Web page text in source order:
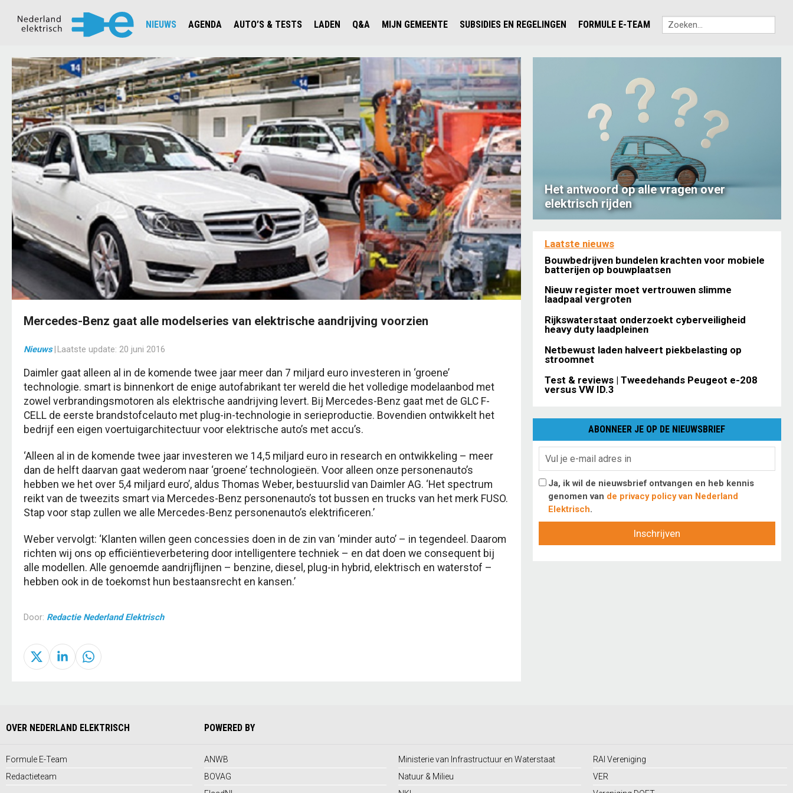
NIEUWS
CIJFERS EN STATISTIEKEN EV'S IN NEDERLAND
AANMELDEN NIEUWSBRIEF
AGENDA
AUTO’S & TESTS
AUTOTESTS
JOUW VOLGENDE AUTO ELEKTRISCH?
LADEN
LADEN IN HET BUITENLAND
Q&A
KOSTEN & MODELLEN
OPLADEN
SLIM LADEN
VEILIGHEID
MILIEU
AFSTAND
AUTODELEN
MIJN GEMEENTE
KENNISLOKET GEMEENTEN
VVE
SUBSIDIES EN REGELINGEN FORMULE E-TEAM
Mercedes-Benz gaat alle modelseries van elektrische aandrijving voorzien
Nieuws|Laatste update: 20 juni 2016
Daimler gaat alleen al in de komende twee jaar meer dan 7 miljard euro investeren in ‘groene’
technologie. smart is binnenkort de enige autofabrikant ter wereld die het volledige modelaanbod met
zowel verbrandingsmotoren als elektrische aandrijving levert. Bij Mercedes-Benz gaat met de GLC F-
CELL de eerste brandstofcelauto met plug-in-technologie in serieproductie. Bovendien ontwikkelt het
bedrijf een eigen voertuigarchitectuur voor elektrische auto’s met accu’s.
‘Alleen al in de komende twee jaar investeren we 14,5 miljard euro in research en ontwikkeling – meer
dan de helft daarvan gaat wederom naar ‘groene’ technologieën. Voor alleen onze personenauto’s
hebben we het over 5,4 miljard euro’, aldus Thomas Weber, bestuurslid van Daimler AG. ‘Het spectrum
reikt van de tweezits smart via Mercedes-Benz personenauto’s tot bussen en trucks van het merk FUSO.
Stap voor stap zullen we alle Mercedes-Benz personenauto’s elektrificeren.’
Weber vervolgt: ‘Klanten willen geen concessies doen in de zin van ‘minder auto’ – in tegendeel. Daarom
richten wij ons op efficiëntieverbetering door intelligentere techniek – en dat doen we consequent bij
alle modellen. Alle genoemde aandrijflijnen – benzine, diesel, plug-in hybrid, elektrisch en waterstof –
hebben ook in de toekomst hun bestaansrecht en kansen.’
Door: Redactie Nederland Elektrisch
Het antwoord op alle vragen over
elektrisch rijden
Laatste nieuws
Bouwbedrijven bundelen krachten voor mobiele
batterijen op bouwplaatsen
Nieuw register moet vertrouwen slimme
laadpaal vergroten
Rijkswaterstaat onderzoekt cyberveiligheid
heavy duty laadpleinen
Netbewust laden halveert piekbelasting op
stroomnet
Test & reviews | Tweedehands Peugeot e-208
versus VW ID.3
ABONNEER JE OP DE NIEUWSBRIEF
Ja, ik wil de nieuwsbrief ontvangen en heb kennis
genomen van de privacy policy van Nederland
Elektrisch.
Inschrijven
OVER NEDERLAND ELEKTRISCH
Formule E-Team
Redactieteam
POWERED BY
ANWB
BOVAG
Ministerie van Infrastructuur en Waterstaat
Natuur & Milieu
RAI Vereniging
VER